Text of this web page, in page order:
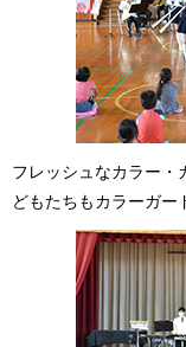
フレッシュなカラー・
どもたちもカラーガー